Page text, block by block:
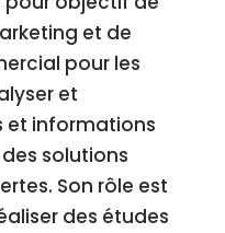
et de
pour les
et
et informations
solutions
Son rôle est
des études